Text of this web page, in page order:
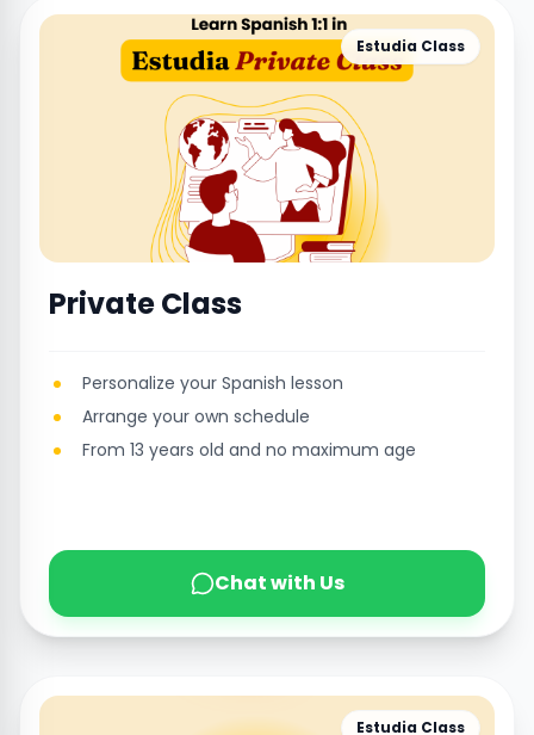
Estudia Class
Private Class
Personalize your Spanish lesson
Arrange your own schedule
From 13 years old and no maximum age
Chat with Us
Estudia Class